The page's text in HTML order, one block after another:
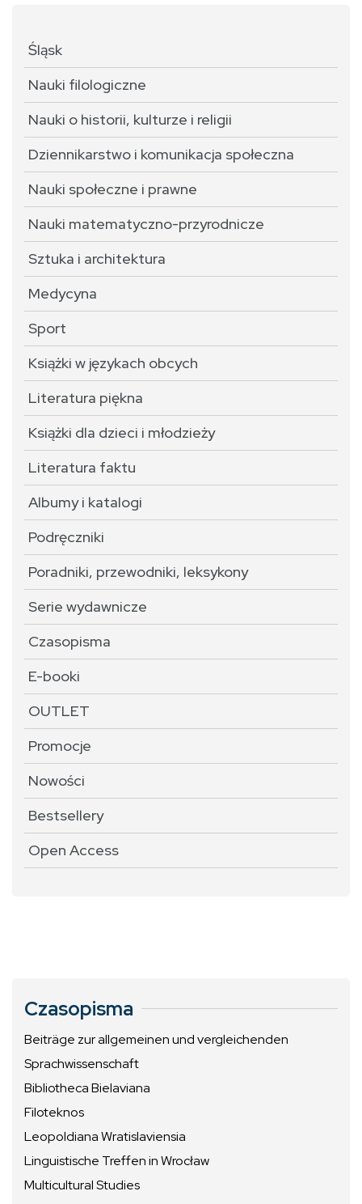
Śląsk
Nauki filologiczne
Nauki o historii, kulturze i religii
Dziennikarstwo i komunikacja społeczna
Nauki społeczne i prawne
Nauki matematyczno-przyrodnicze
Sztuka i architektura
Medycyna
Sport
Książki w językach obcych
Literatura piękna
Książki dla dzieci i młodzieży
Literatura faktu
Albumy i katalogi
Podręczniki
Poradniki, przewodniki, leksykony
Serie wydawnicze
Czasopisma
E-booki
OUTLET
Promocje
Nowości
Bestsellery
Open Access
Czasopisma
Beiträge zur allgemeinen und vergleichenden
Sprachwissenschaft
Bibliotheca Bielaviana
Filoteknos
Leopoldiana Wratislaviensia
Linguistische Treffen in Wrocław
Multicultural Studies